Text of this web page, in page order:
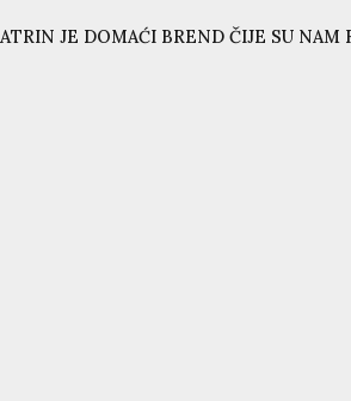
JE DOMAĆI BREND ČIJE SU